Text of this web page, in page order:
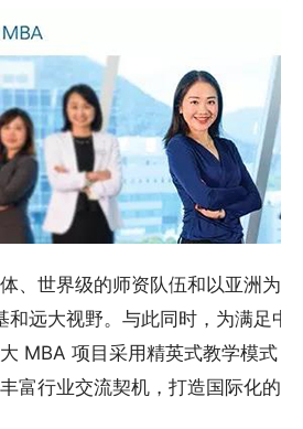
、世界级的师资队伍和以亚洲为
和远大视野。与此同时，为满足中
MBA 项目采用精英式教学模式
富行业交流契机，打造国际化的